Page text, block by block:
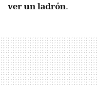
ver un ladrón.